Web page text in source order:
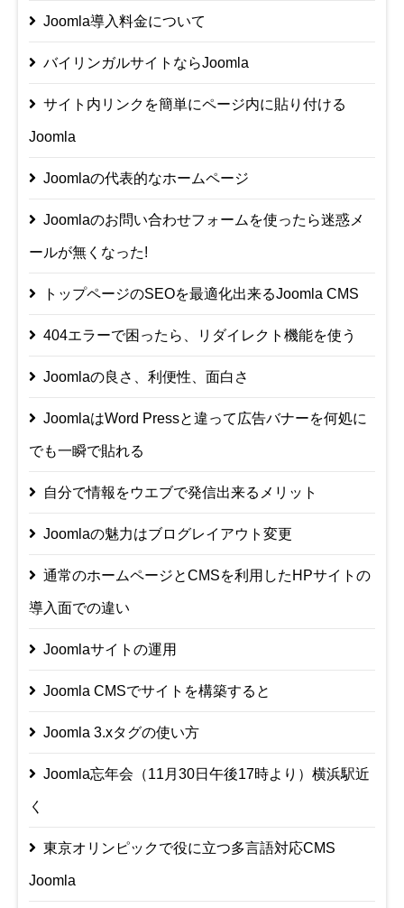
Joomla導入料金について
バイリンガルサイトならJoomla
サイト内リンクを簡単にページ内に貼り付ける
Joomla
Joomlaの代表的なホームページ
Joomlaのお問い合わせフォームを使ったら迷惑メ
ールが無くなった!
トップページのSEOを最適化出来るJoomla CMS
404エラーで困ったら、リダイレクト機能を使う
Joomlaの良さ、利便性、面白さ
JoomlaはWord Pressと違って広告バナーを何処に
でも一瞬で貼れる
自分で情報をウエブで発信出来るメリット
Joomlaの魅力はブログレイアウト変更
通常のホームページとCMSを利用したHPサイトの
導入面での違い
Joomlaサイトの運用
Joomla CMSでサイトを構築すると
Joomla 3.xタグの使い方
Joomla忘年会（11月30日午後17時より）横浜駅近
く
東京オリンピックで役に立つ多言語対応CMS
Joomla